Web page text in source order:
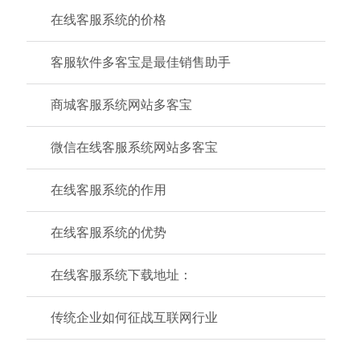
在线客服系统的价格
客服软件多客宝是最佳销售助手
商城客服系统网站多客宝
微信在线客服系统网站多客宝
在线客服系统的作用
在线客服系统的优势
在线客服系统下载地址：
传统企业如何征战互联网行业